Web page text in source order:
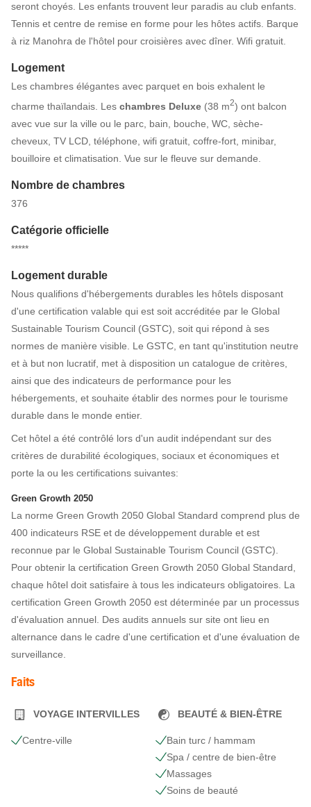
seront choyés. Les enfants trouvent leur paradis au club enfants.
Tennis et centre de remise en forme pour les hôtes actifs. Barque
à riz Manohra de l'hôtel pour croisières avec dîner. Wifi gratuit.
Logement
Les chambres élégantes avec parquet en bois exhalent le
charme thaïlandais. Les chambres Deluxe (38 m2) ont balcon
avec vue sur la ville ou le parc, bain, bouche, WC, sèche-
cheveux, TV LCD, téléphone, wifi gratuit, coffre-fort, minibar,
bouilloire et climatisation. Vue sur le fleuve sur demande.
Nombre de chambres
376
Catégorie officielle
*****
Logement durable
Nous qualifions d'hébergements durables les hôtels disposant
d'une certification valable qui est soit accréditée par le Global
Sustainable Tourism Council (GSTC), soit qui répond à ses
normes de manière visible. Le GSTC, en tant qu'institution neutre
et à but non lucratif, met à disposition un catalogue de critères,
ainsi que des indicateurs de performance pour les
hébergements, et souhaite établir des normes pour le tourisme
durable dans le monde entier.
Cet hôtel a été contrôlé lors d'un audit indépendant sur des
critères de durabilité écologiques, sociaux et économiques et
porte la ou les certifications suivantes:
Green Growth 2050
La norme Green Growth 2050 Global Standard comprend plus de
400 indicateurs RSE et de développement durable et est
reconnue par le Global Sustainable Tourism Council (GSTC).
Pour obtenir la certification Green Growth 2050 Global Standard,
chaque hôtel doit satisfaire à tous les indicateurs obligatoires. La
certification Green Growth 2050 est déterminée par un processus
d'évaluation annuel. Des audits annuels sur site ont lieu en
alternance dans le cadre d'une certification et d'une évaluation de
surveillance.
Faits
VOYAGE INTERVILLES
Centre-ville
BEAUTÉ & BIEN-ÊTRE
Bain turc / hammam
Spa / centre de bien-être
Massages
Soins de beauté